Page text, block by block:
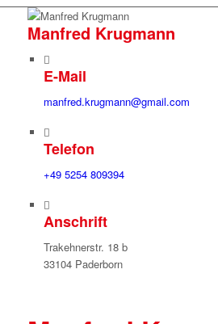
Manfred Krugmann
E-Mail
manfred.krugmann@gmail.com
Telefon
+49 5254 809394
Anschrift
Trakehnerstr. 18 b
33104 Paderborn